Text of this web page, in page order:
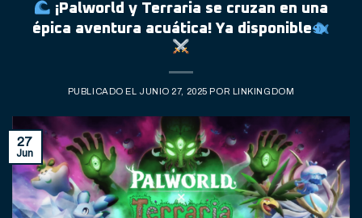
¡Palworld y Terraria se cruzan en una
épica aventura acuática! Ya disponible
PUBLICADO EL JUNIO 27, 2025 POR LINKINGDOM
27
Jun